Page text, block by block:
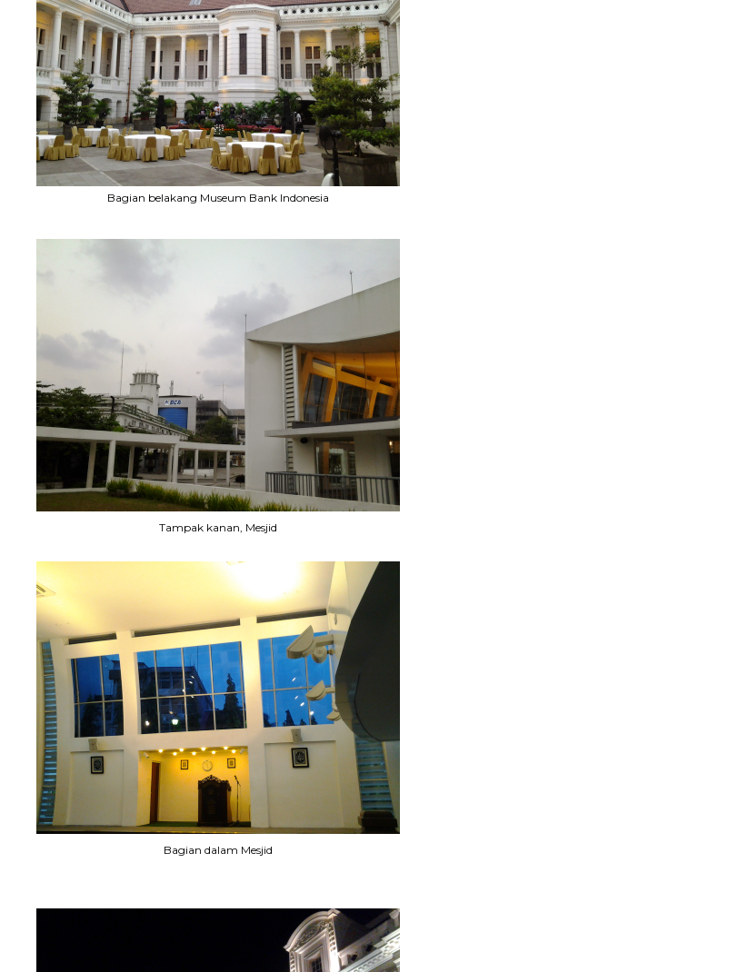
Bagian belakang Museum Bank Indonesia
Tampak kanan, Mesjid
Bagian dalam Mesjid